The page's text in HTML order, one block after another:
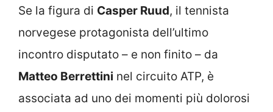
Se la figura di Casper Ruud, il tennista
norvegese protagonista dell’ultimo
incontro disputato – e non finito – da
Matteo Berrettini nel circuito ATP, è
associata ad uno dei momenti più dolorosi